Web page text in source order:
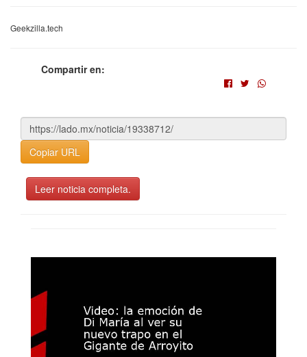
Geekzilla.tech
Compartir en:
Copiar URL
Leer noticia completa.